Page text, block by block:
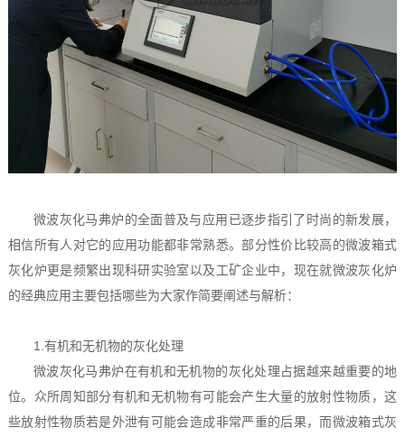
微波灰化马弗炉的全面普及与应用已逐步指引了时尚的新发展，
相信所有人对它的应用功能都非常熟悉。部分性价比较高的微波箱式
灰化炉更是频繁出现科研实验室以及工矿企业中，现在就微波灰化炉
的经典应用主要包括哪些为大家作简要阐述与解析：
1.有机和无机物的灰化处理
微波灰化马弗炉在有机和无机物的灰化处理占据越来越重要的地
位。众所周知部分有机和无机物有可能会产生大量的放射性物质，这
些放射性物质若是外泄有可能会造成非常严重的后果，而微波箱式灰